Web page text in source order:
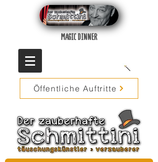
MAGIC DINNER
Öffentliche Auftritte